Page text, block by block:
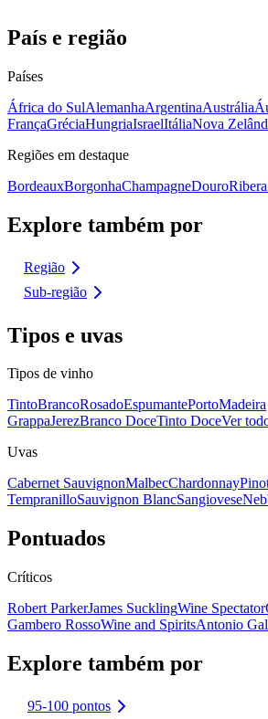
País e região
Países
África do SulAlemanhaArgentinaAustrália
FrançaGréciaHungriaIsraelItáliaNova
Regiões em destaque
BordeauxBorgonhaChampagneDouro
Explore também por
Região
Sub-região
Tipos e uvas
Tipos de vinho
TintoBrancoRosadoEspumantePortoMadeira
GrappaJerezBranco DoceTinto DoceVer
Uvas
Cabernet SauvignonMalbecChardonnay
TempranilloSauvignon BlancSangiovese
Pontuados
Críticos
Robert ParkerJames SucklingWine Spectator
Gambero RossoWine and SpiritsAntonio
Explore também por
95-100 pontos